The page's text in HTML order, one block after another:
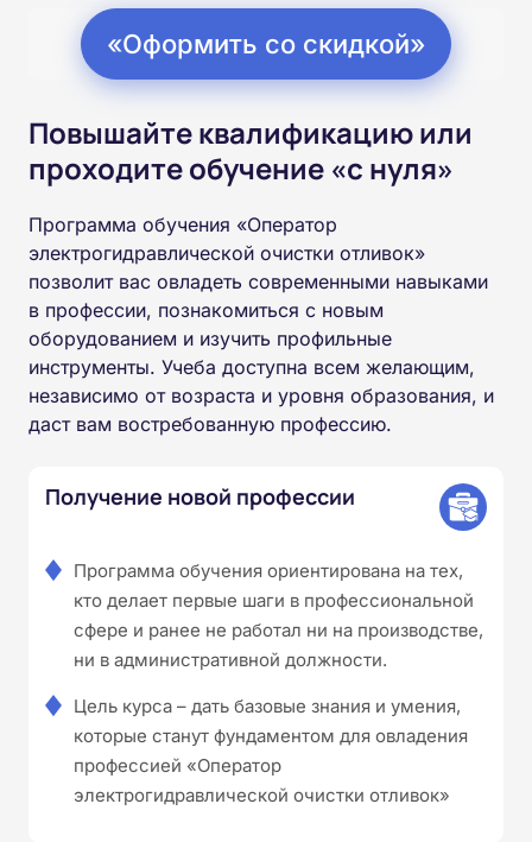
«Оформить со скидкой»
Повышайте квалификацию или
проходите обучение «с нуля»
Программа обучения «Оператор
электрогидравлической очистки отливок»
позволит вас овладеть современными навыками
в профессии, познакомиться с новым
оборудованием и изучить профильные
инструменты. Учеба доступна всем желающим,
независимо от возраста и уровня образования, и
даст вам востребованную профессию.
Получение новой профессии
Программа обучения ориентирована на тех,
кто делает первые шаги в профессиональной
сфере и ранее не работал ни на производстве,
ни в административной должности.
Цель курса – дать базовые знания и умения,
которые станут фундаментом для овладения
профессией «Оператор
электрогидравлической очистки отливок»